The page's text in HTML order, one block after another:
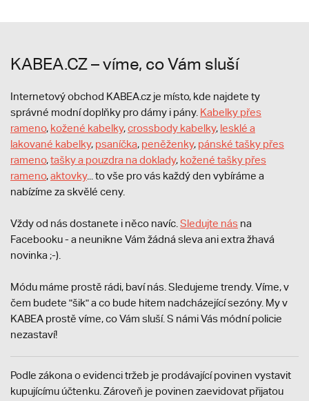
KABEA.CZ – víme, co Vám sluší
Internetový obchod KABEA.cz je místo, kde najdete ty
správné modní doplňky pro dámy i pány. Kabelky přes
rameno, kožené kabelky,crossbody kabelky, lesklé a
lakované kabelky, psaníčka, peněženky, pánské tašky přes
rameno,tašky a pouzdra na doklady, kožené tašky přes
rameno,aktovky... to vše pro vás každý den vybíráme a
nabízíme za skvělé ceny.
Vždy od nás dostanete i něco navíc. Sledujte nás na
Facebooku - a neunikne Vám žádná sleva ani extra žhavá
novinka ;-).
Módu máme prostě rádi, baví nás. Sledujeme trendy. Víme, v
čem budete "šik" a co bude hitem nadcházející sezóny. My v
KABEA prostě víme, co Vám sluší. S námi Vás módní policie
nezastaví!
Podle zákona o evidenci tržeb je prodávající povinen vystavit
kupujícímu účtenku. Zároveň je povinen zaevidovat přijatou